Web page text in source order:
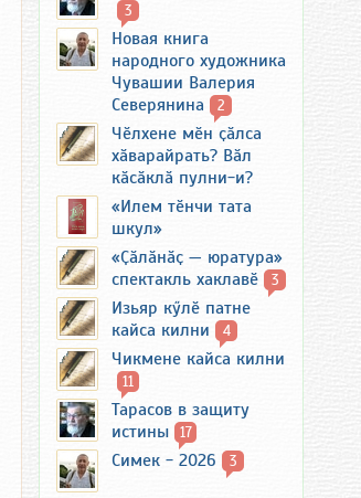
3
Новая книга
народного художника
Чувашии Валерия
Северянина
2
Чӗлхене мӗн ҫӑлса
хӑварайрать? Вӑл
кӑсӑклӑ пулни-и?
«Илем тӗнчи тата
шкул»
«Ҫӑлӑнӑҫ — юратура»
спектакль хаклавӗ
3
Изьяр кӳлӗ патне
кайса килни
4
Чикмене кайса килни
11
Тарасов в защиту
истины 17
Симек - 2026 3